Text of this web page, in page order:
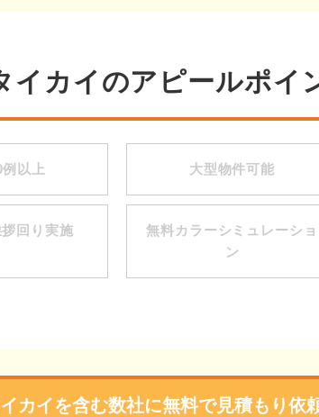
イカイのアピールポイ
以上 大型物件可能
回り実施
無料カラーシミュレーショ
ン
カイを含む数社に無料で見積もり依